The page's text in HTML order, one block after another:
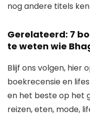
nog andere titels
Gerelateerd: 7
te weten wie
Blijf ons volgen, hier
boekrecensie en
en het beste op het
reizen, eten, mode,